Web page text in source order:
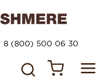
8 (800) 500 06 30